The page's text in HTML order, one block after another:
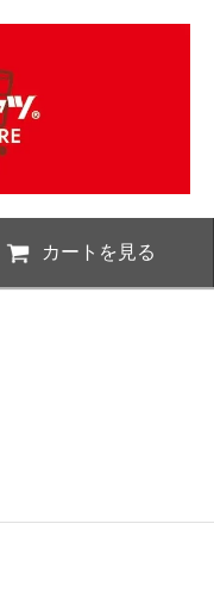
カートを見る